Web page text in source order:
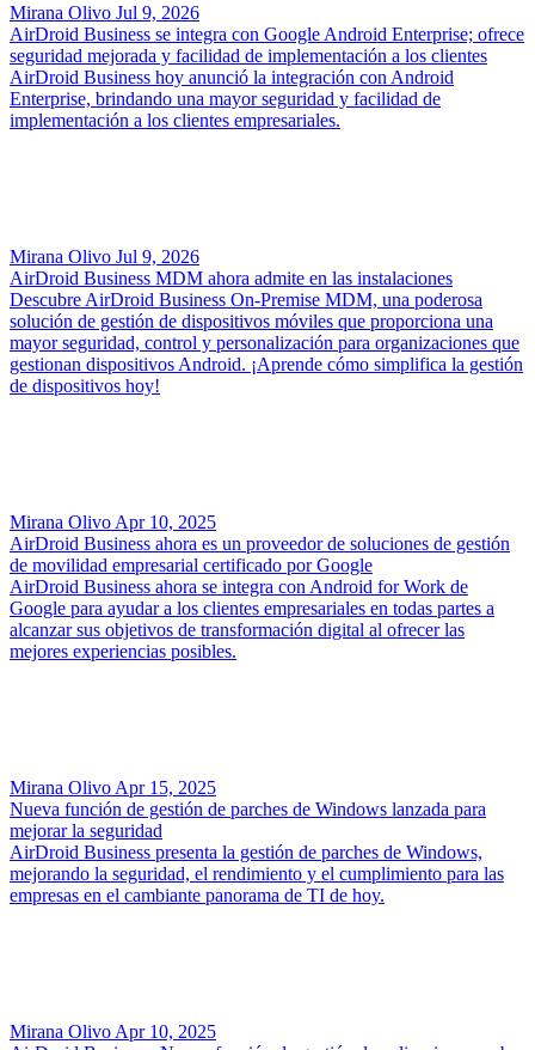
Mirana Olivo Jul 9, 2026
AirDroid Business se integra con Google Android Enterprise; ofrece
seguridad mejorada y facilidad de implementación a los clientes
AirDroid Business hoy anunció la integración con Android
Enterprise, brindando una mayor seguridad y facilidad de
implementación a los clientes empresariales.
Mirana Olivo Jul 9, 2026
AirDroid Business MDM ahora admite en las instalaciones
Descubre AirDroid Business On-Premise MDM, una poderosa
solución de gestión de dispositivos móviles que proporciona una
mayor seguridad, control y personalización para organizaciones que
gestionan dispositivos Android. ¡Aprende cómo simplifica la gestión
de dispositivos hoy!
Mirana Olivo Apr 10, 2025
AirDroid Business ahora es un proveedor de soluciones de gestión
de movilidad empresarial certificado por Google
AirDroid Business ahora se integra con Android for Work de
Google para ayudar a los clientes empresariales en todas partes a
alcanzar sus objetivos de transformación digital al ofrecer las
mejores experiencias posibles.
Mirana Olivo Apr 15, 2025
Nueva función de gestión de parches de Windows lanzada para
mejorar la seguridad
AirDroid Business presenta la gestión de parches de Windows,
mejorando la seguridad, el rendimiento y el cumplimiento para las
empresas en el cambiante panorama de TI de hoy.
Mirana Olivo Apr 10, 2025